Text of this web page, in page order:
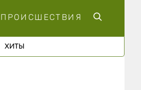
ПРОИСШЕСТВИЯ
ХИТЫ